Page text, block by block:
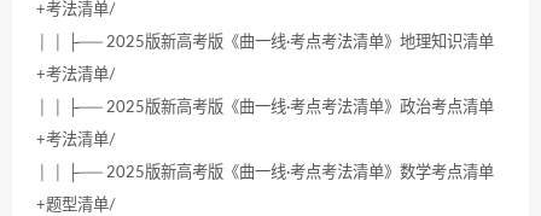
+考法清单/
│ │ ├── 2025版新高考版《曲一线·考点考法清单》地理知识清单
+考法清单/
│ │ ├── 2025版新高考版《曲一线·考点考法清单》政治考点清单
+考法清单/
│ │ ├── 2025版新高考版《曲一线·考点考法清单》数学考点清单
+题型清单/